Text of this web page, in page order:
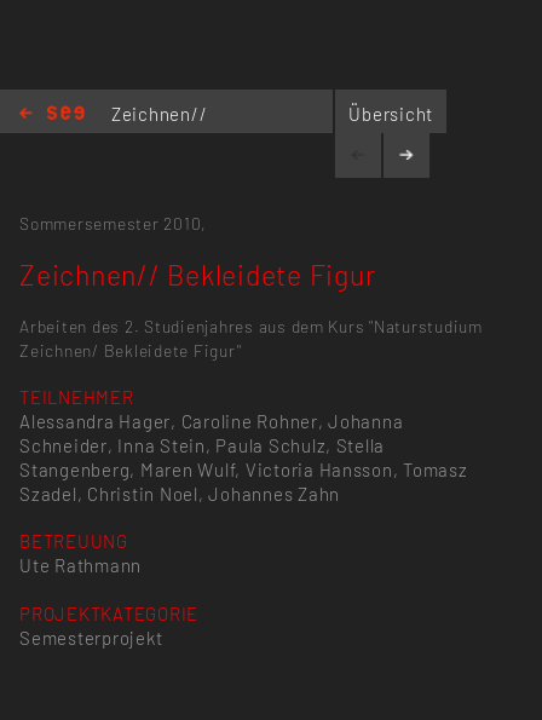
Zeichnen//
Übersicht
Sommersemester 2010,
Zeichnen// Bekleidete Figur
Arbeiten des 2. Studienjahres aus dem Kurs "Naturstudium
Zeichnen/ Bekleidete Figur"
TEILNEHMER
Alessandra Hager, Caroline Rohner, Johanna
Schneider, Inna Stein, Paula Schulz, Stella
Stangenberg, Maren Wulf, Victoria Hansson, Tomasz
Szadel, Christin Noel, Johannes Zahn
BETREUUNG
Ute Rathmann
PROJEKTKATEGORIE
Semesterprojekt